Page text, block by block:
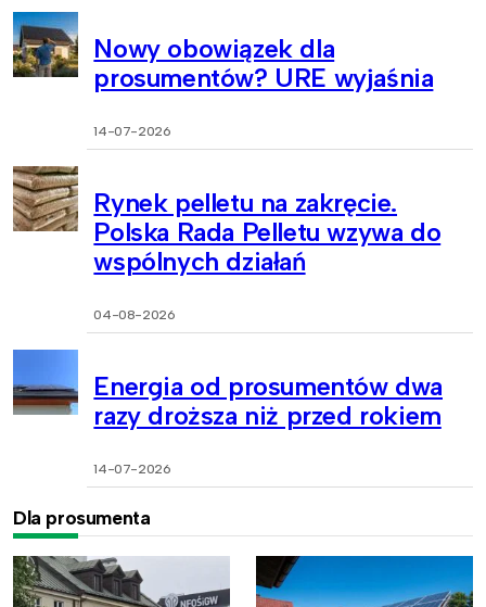
Nowy obowiązek dla
prosumentów? URE wyjaśnia
14-07-2026
Rynek pelletu na zakręcie.
Polska Rada Pelletu wzywa do
wspólnych działań
04-08-2026
Energia od prosumentów dwa
razy droższa niż przed rokiem
14-07-2026
Dla prosumenta